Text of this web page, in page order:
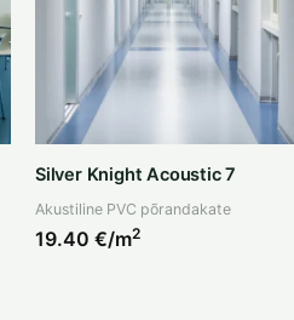
Silver Knight Acoustic 7
Akustiline PVC põrandakate
19.40 €/m2